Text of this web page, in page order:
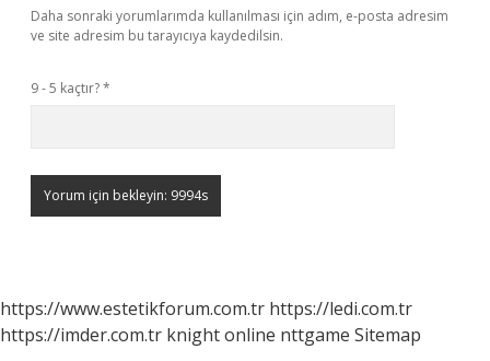
Daha sonraki yorumlarımda kullanılması için adım, e-posta adresim
ve site adresim bu tarayıcıya kaydedilsin.
9 - 5 kaçtır?*
https://www.estetikforum.com.tr https://ledi.com.tr
https://imder.com.tr knight online nttgame Sitemap